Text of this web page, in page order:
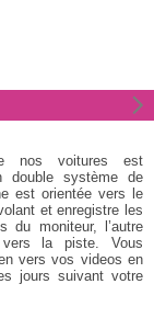
nos voitures est
double système de
est orientée vers le
et enregistre les
du moniteur, l’autre
la piste. Vous
vers vos videos en
jours suivant votre